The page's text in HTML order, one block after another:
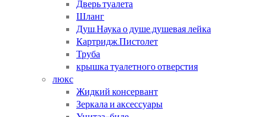
Дверь туалета
Шланг
Душ.Наука о душе.душевая лейка
Картридж.Пистолет
Труба
крышка туалетного отверстия
люкс
Жидкий консервант
Зеркала и аксессуары